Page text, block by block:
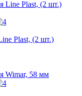
Plast, (2 шт.)